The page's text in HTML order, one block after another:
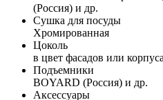
(Россия) и др.
Сушка для посуды
Хромированная
Цоколь
в цвет фасадов или корпуса
Подъемники
BOYARD (Россия) и др.
Аксессуары